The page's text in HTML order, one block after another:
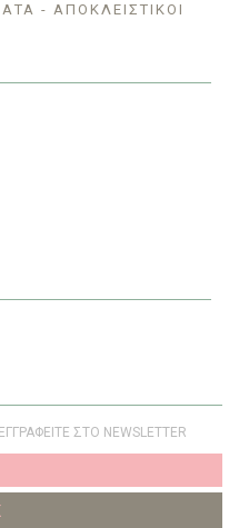
- ΑΠΟΚΛΕΙΣΤΙΚΟΊ
ΣΤΟ NEWSLETTER